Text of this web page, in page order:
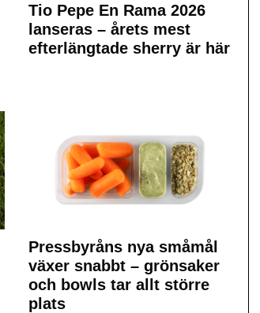
Tio Pepe En Rama 2026
lanseras – årets mest
efterlängtade sherry är här
Pressbyråns nya småmål
växer snabbt – grönsaker
och bowls tar allt större
plats